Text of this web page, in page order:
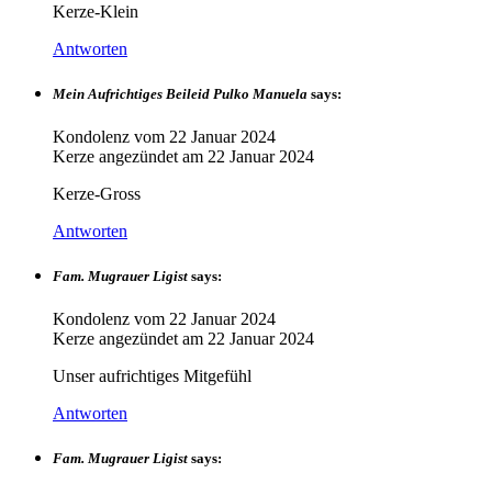
Kerze-Klein
Antworten
Mein Aufrichtiges Beileid Pulko Manuela says:
Kondolenz vom 22 Januar 2024
Kerze angezündet am 22 Januar 2024
Kerze-Gross
Antworten
Fam. Mugrauer Ligist says:
Kondolenz vom 22 Januar 2024
Kerze angezündet am 22 Januar 2024
Unser aufrichtiges Mitgefühl
Antworten
Fam. Mugrauer Ligist says: